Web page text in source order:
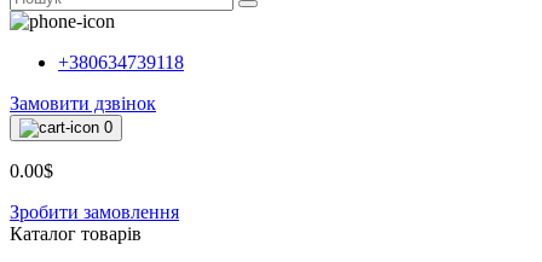
+380634739118
Замовити дзвінок
0
0.00$
Зробити замовлення
Каталог товарiв